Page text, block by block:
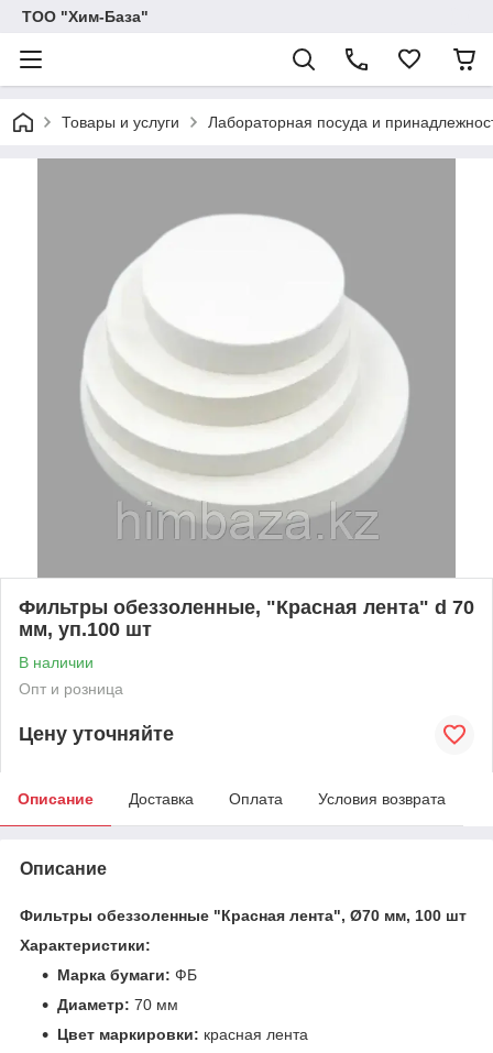
ТОО "Хим-База"
Товары и услуги Лабораторная посуда и
Фильтры обеззоленные, "Красная лента" d 70
мм, уп.100 шт
В наличии
Опт и розница
Цену уточняйте
Описание Доставка Оплата Условия возврата
Описание
Фильтры обеззоленные "Красная лента", Ø70 мм, 100 шт
Характеристики:
Марка бумаги: ФБ
Диаметр: 70 мм
Цвет маркировки: красная лента